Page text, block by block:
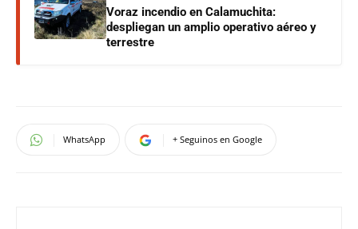
Voraz incendio en Calamuchita:
despliegan un amplio operativo aéreo y
terrestre
WhatsApp + Seguinos en Google